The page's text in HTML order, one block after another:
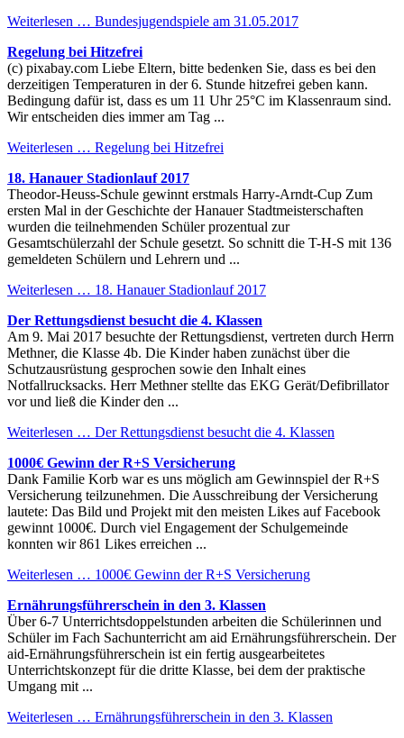
Weiterlesen … Bundesjugendspiele am 31.05.2017
Regelung bei Hitzefrei
(c) pixabay.com Liebe Eltern, bitte bedenken Sie, dass es bei den
derzeitigen Temperaturen in der 6. Stunde hitzefrei geben kann.
Bedingung dafür ist, dass es um 11 Uhr 25°C im Klassenraum sind.
Wir entscheiden dies immer am Tag ...
Weiterlesen … Regelung bei Hitzefrei
18. Hanauer Stadionlauf 2017
Theodor-Heuss-Schule gewinnt erstmals Harry-Arndt-Cup Zum
ersten Mal in der Geschichte der Hanauer Stadtmeisterschaften
wurden die teilnehmenden Schüler prozentual zur
Gesamtschülerzahl der Schule gesetzt. So schnitt die T-H-S mit 136
gemeldeten Schülern und Lehrern und ...
Weiterlesen … 18. Hanauer Stadionlauf 2017
Der Rettungsdienst besucht die 4. Klassen
Am 9. Mai 2017 besuchte der Rettungsdienst, vertreten durch Herrn
Methner, die Klasse 4b. Die Kinder haben zunächst über die
Schutzausrüstung gesprochen sowie den Inhalt eines
Notfallrucksacks. Herr Methner stellte das EKG Gerät/Defibrillator
vor und ließ die Kinder den ...
Weiterlesen … Der Rettungsdienst besucht die 4. Klassen
1000€ Gewinn der R+S Versicherung
Dank Familie Korb war es uns möglich am Gewinnspiel der R+S
Versicherung teilzunehmen. Die Ausschreibung der Versicherung
lautete: Das Bild und Projekt mit den meisten Likes auf Facebook
gewinnt 1000€. Durch viel Engagement der Schulgemeinde
konnten wir 861 Likes erreichen ...
Weiterlesen … 1000€ Gewinn der R+S Versicherung
Ernährungsführerschein in den 3. Klassen
Über 6-7 Unterrichtsdoppelstunden arbeiten die Schülerinnen und
Schüler im Fach Sachunterricht am aid Ernährungsführerschein. Der
aid-Ernährungsführerschein ist ein fertig ausgearbeitetes
Unterrichtskonzept für die dritte Klasse, bei dem der praktische
Umgang mit ...
Weiterlesen … Ernährungsführerschein in den 3. Klassen